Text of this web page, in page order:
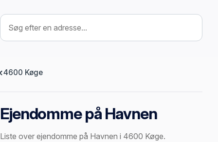
Søg efter ejendom
4600 Køge
Ejendomme på Havnen
Liste over ejendomme på Havnen i 4600 Køge.